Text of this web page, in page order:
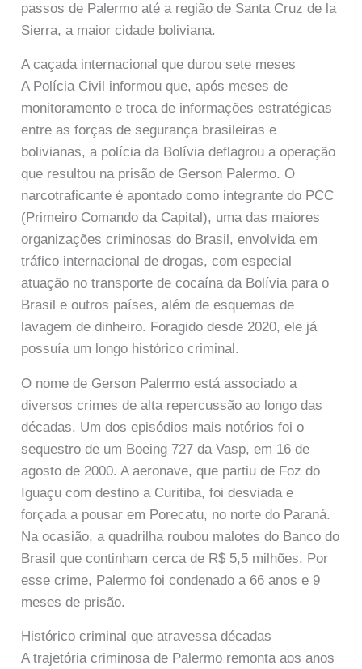
passos de Palermo até a região de Santa Cruz de la
Sierra, a maior cidade boliviana.
A caçada internacional que durou sete meses
A Polícia Civil informou que, após meses de
monitoramento e troca de informações estratégicas
entre as forças de segurança brasileiras e
bolivianas, a polícia da Bolívia deflagrou a operação
que resultou na prisão de Gerson Palermo. O
narcotraficante é apontado como integrante do PCC
(Primeiro Comando da Capital), uma das maiores
organizações criminosas do Brasil, envolvida em
tráfico internacional de drogas, com especial
atuação no transporte de cocaína da Bolívia para o
Brasil e outros países, além de esquemas de
lavagem de dinheiro. Foragido desde 2020, ele já
possuía um longo histórico criminal.
O nome de Gerson Palermo está associado a
diversos crimes de alta repercussão ao longo das
décadas. Um dos episódios mais notórios foi o
sequestro de um Boeing 727 da Vasp, em 16 de
agosto de 2000. A aeronave, que partiu de Foz do
Iguaçu com destino a Curitiba, foi desviada e
forçada a pousar em Porecatu, no norte do Paraná.
Na ocasião, a quadrilha roubou malotes do Banco do
Brasil que continham cerca de R$ 5,5 milhões. Por
esse crime, Palermo foi condenado a 66 anos e 9
meses de prisão.
Histórico criminal que atravessa décadas
A trajetória criminosa de Palermo remonta aos anos